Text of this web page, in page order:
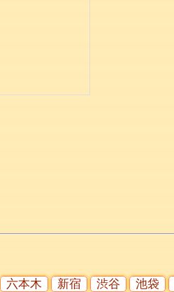
六本木 新宿 渋谷 池袋